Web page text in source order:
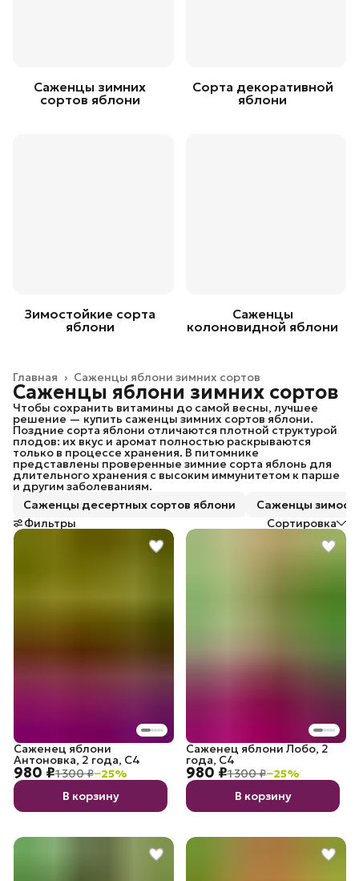
Саженцы зимних
сортов яблони
Сорта декоративной
яблони
Зимостойкие сорта
яблони
Саженцы
колоновидной яблони
Саженцы яблони зимних сортов
Главная ›
Саженцы яблони зимних сортов
Чтобы сохранить витамины до самой весны, лучшее
решение — купить саженцы зимних сортов яблони.
Поздние сорта яблони отличаются плотной структурой
плодов: их вкус и аромат полностью раскрываются
только в процессе хранения. В питомнике
представлены проверенные зимние сорта яблонь для
длительного хранения с высоким иммунитетом к парше
и другим заболеваниям.
Саженцы десертных сортов яблони
Саженцы
Фильтры
Сортировка
980 ₽1 300 ₽−25%
Саженец яблони
Антоновка, 2 года, С4
В корзину
980 ₽1 300 ₽−25%
Саженец яблони Лобо, 2
года, С4
В корзину